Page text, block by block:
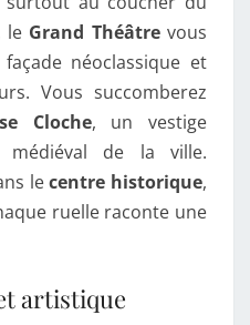
le Grand Théâtrevous
néoclassique et
Vous succomberez
Cloche, un vestige
médiéval de la ville.
lecentre historique,
ruelle raconte une
artistique